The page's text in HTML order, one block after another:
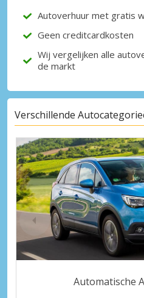
Autoverhuur met gratis
Geen creditcardkosten
Wij vergelijken alle
de markt
Verschillende
Automatische